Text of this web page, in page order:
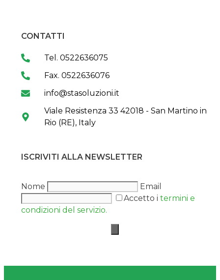
CONTATTI
Tel. 0522636075
Fax. 0522636076
info@stasoluzioni.it
Viale Resistenza 33 42018 - San Martino in
Rio (RE), Italy
ISCRIVITI ALLA NEWSLETTER
Nome
Email
Accetto i termini e
condizioni del servizio.